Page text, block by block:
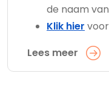
de naam
Klik hier
Lees meer